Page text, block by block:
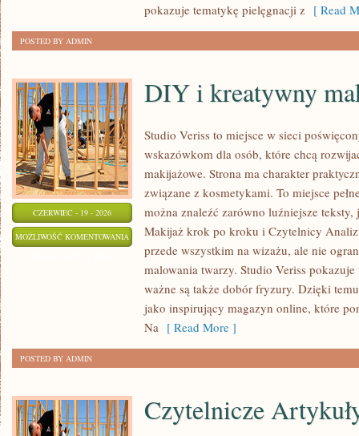
pokazuje tematykę pielęgnacji z [ Read
POSTED BY ADMIN
CZERWIEC - 19 - 2026
MOŻLIWOŚĆ KOMENTOWANIA
KREATYWNY
MAKIJAŻ
DIY i kreatywny
Studio Veriss to miejsce w sieci
wskazówkom dla osób, które chcą
makijażowe. Strona ma charakter
związane z kosmetykami. To miejsce
można znaleźć zarówno luźniejsze
Makijaż krok po kroku i Czytelnicy
przede wszystkim na wizażu, ale nie
malowania twarzy. Studio Veriss
ważne są także dobór fryzury. Dzięki
jako inspirujący magazyn online, które
Na [ Read More ]
POSTED BY ADMIN
Czytelnicze